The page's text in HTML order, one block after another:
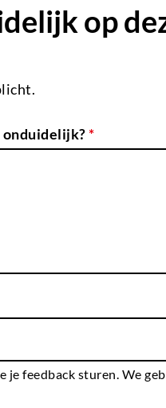
op
*
je feedback sturen. We